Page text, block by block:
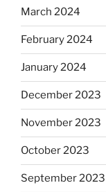
March 2024
February 2024
January 2024
December 2023
November 2023
October 2023
September 2023